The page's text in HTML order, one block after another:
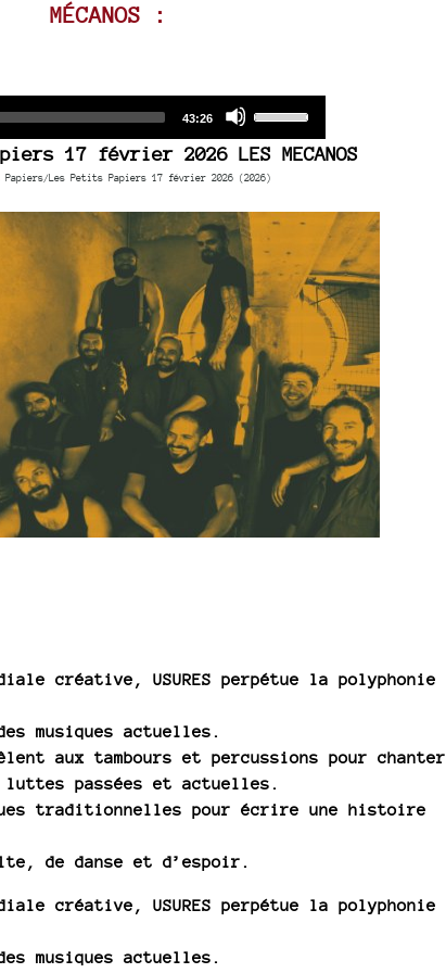
MÉCANOS :
Total
43:26
Arrow
keys
to
increase
or
decrease
volume.
17 février 2026 LES MECANOS
Papiers/Les Petits Papiers 17 février 2026 (2026)
créative, USURES perpétue la polyphonie
musiques actuelles.
aux tambours et percussions pour chanter
passées et actuelles.
traditionnelles pour écrire une histoire
de danse et d’espoir.
créative, USURES perpétue la polyphonie
musiques actuelles.